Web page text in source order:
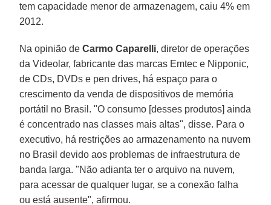
tem capacidade menor de armazenagem, caiu 4% em
2012.
Na opinião deCarmo Caparelli, diretor de operações
da Videolar, fabricante das marcas Emtec e Nipponic,
de CDs, DVDs e pen drives, há espaço para o
crescimento da venda de dispositivos de memória
portátil no Brasil. "O consumo [desses produtos] ainda
é concentrado nas classes mais altas", disse. Para o
executivo, há restrições ao armazenamento na nuvem
no Brasil devido aos problemas de infraestrutura de
banda larga. "Não adianta ter o arquivo na nuvem,
para acessar de qualquer lugar, se a conexão falha
ou está ausente", afirmou.